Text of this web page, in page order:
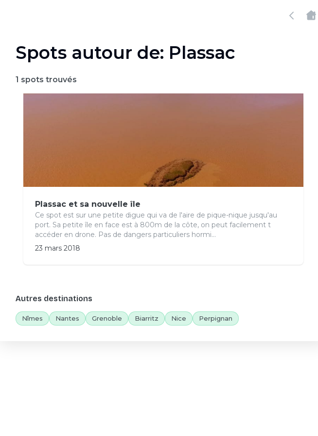
Spots autour de: Plassac
1 spots trouvés
Plassac et sa nouvelle île
Ce spot est sur une petite digue qui va de l'aire de pique-nique jusqu'au
port. Sa petite île en face est à 800m de la côte, on peut facilement t
accéder en drone. Pas de dangers particuliers hormi...
23 mars 2018
Autres destinations
Nîmes Nantes Grenoble Biarritz Nice Perpignan